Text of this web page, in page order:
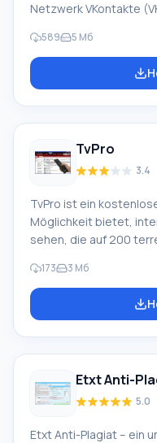
Netzwerk VKontakte
Dieses beliebte
MP3-Player. In der
sicherlich etwas nach
Tracktitel, Künstler;
589 5 Мб
TvPro
3.4
TvPro ist ein
Möglichkeit bietet,
sehen, die auf 200
Programm regelmäßig
und Serien. Benutzer
anpassen, TV-
173 3 Мб
Etxt Anti-
5.0
Etxt Anti-Plagiat – ein